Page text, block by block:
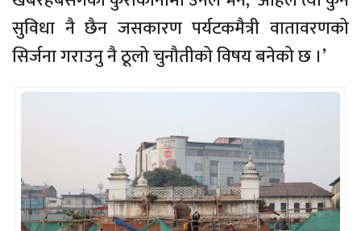
सुविधा नै छैन जसकारण पर्यटकमैत्री वातावरणको
सिर्जना गराउनु नै ठूलो चुनौतीको विषय बनेको छ ।’